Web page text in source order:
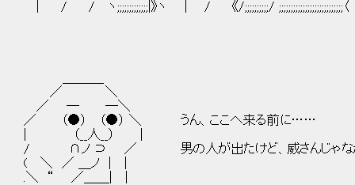
| / / ヽ;;;;;;;;;;;;;|》ヽ | / 《/;;;;;;;;;;/ ;;;;;;;;;;;;;;;;;;;;;;;;;;;〈
／ ＼
／ ─ ─＼
／ （●） （●） ＼ うん、ここへ来る前に……
| （__人__） |
/ ∩ノ ⊃ ／ 男の人が出たけど、威さんじゃなか
( ＼ ／ ＿ノ | |
.＼ “ ／＿＿| |